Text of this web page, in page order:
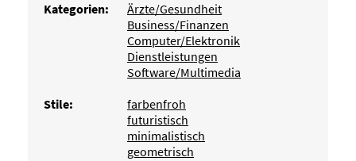
Kategorien:
Ärzte/Gesundheit
Business/Finanzen
Computer/Elektronik
Dienstleistungen
Software/Multimedia
Stile:
farbenfroh
futuristisch
minimalistisch
geometrisch